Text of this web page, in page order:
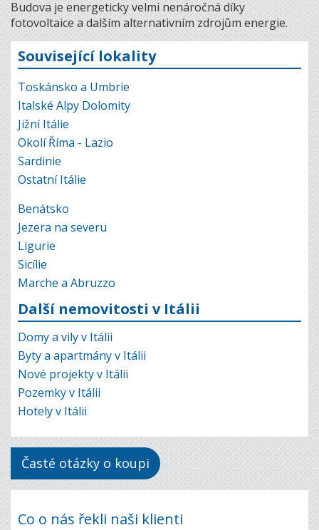
Budova je energeticky velmi nenáročná díky
fotovoltaice a dalším alternativním zdrojům energie.
Související lokality
Toskánsko a Umbrie
Italské Alpy Dolomity
Jižní Itálie
Okolí Říma - Lazio
Sardinie
Ostatní Itálie
Benátsko
Jezera na severu
Ligurie
Sicílie
Marche a Abruzzo
Další nemovitosti v Itálii
Domy a vily v Itálii
Byty a apartmány v Itálii
Nové projekty v Itálii
Pozemky v Itálii
Hotely v Itálii
Časté otázky o koupi
Co o nás řekli naši klienti